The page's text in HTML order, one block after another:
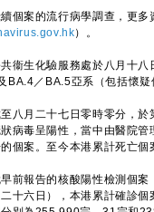
案的流行病學調查，更多
）。
生化驗服務處於八月十八
BA.4／BA.5亞系（包括懷
月二十七日零時零分，於
病毒呈陽性，當中由醫院
個案。至今本港累計死亡個
報告的核酸陽性檢測個案
十六日），本港累計確診